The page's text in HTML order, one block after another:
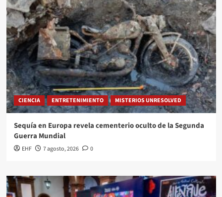
CIENCIA ENTRETENIMIENTO MISTERIOS UNRESOLVED
Sequía en Europa revela cementerio oculto de la Segunda
Guerra Mundial
EHF 7 agosto, 2026 0